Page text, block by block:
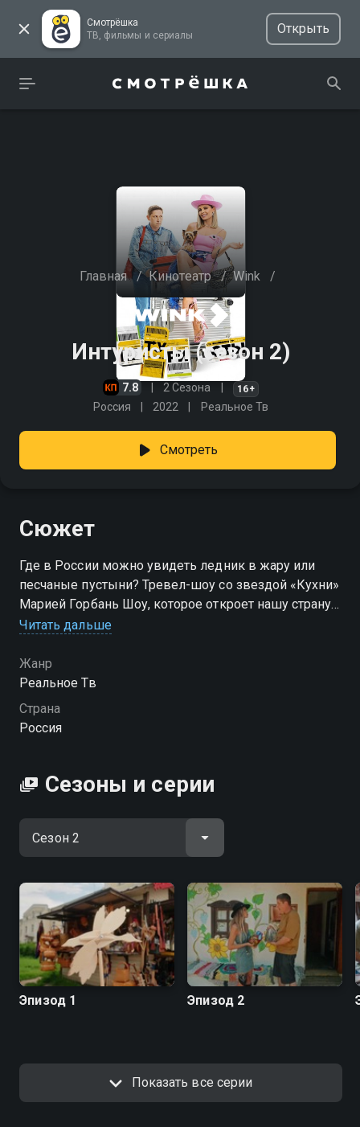
Смотрёшка
ТВ, фильмы и сериалы
Открыть
Главная / Кинотеатр / Wink /
Интуристы (сезон 2)
7.8 2 Сезона 16+
Россия 2022 Реальное Тв
Смотреть
Сюжет
Где в России можно увидеть ледник в жару или
песчаные пустыни? Тревел-шоу со звездой «Кухни»
Марией Горбань Шоу, которое откроет нашу страну с
новой экзотической стороны. Ведущие составят
достопримечательностей.
Посмотреть онлайн 2 сезон сериала Интуристы вы
можете совершенно бесплатно в хорошем HD
Читать дальше
Жанр
Реальное Тв
Страна
Россия
Сезоны и серии
Эпизод 1 Эпизод 2
Показать все серии